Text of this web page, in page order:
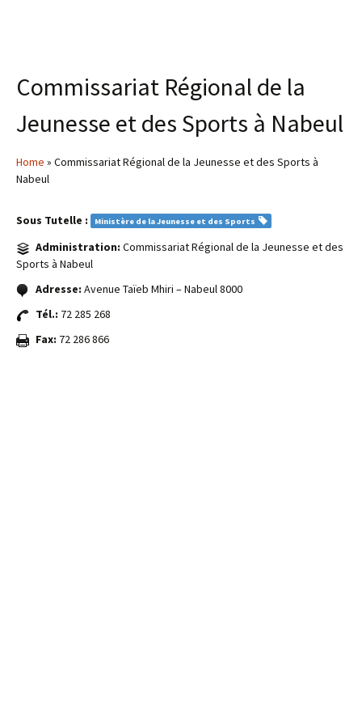
Commissariat Régional de la
Jeunesse et des Sports à Nabeul
Home » Commissariat Régional de la Jeunesse et des Sports à
Nabeul
Sous Tutelle : Ministère de la Jeunesse et des Sports
Administration: Commissariat Régional de la Jeunesse et des
Sports à Nabeul
Adresse: Avenue Taïeb Mhiri – Nabeul 8000
Tél.: 72 285 268
Fax: 72 286 866